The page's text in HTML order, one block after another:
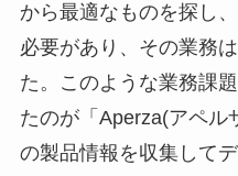
から最適なものを探し
必要があり、その業務
た。このような業務課
たのが「Aperza(アペル
の製品情報を収集して